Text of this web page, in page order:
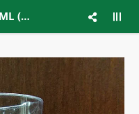
ONYX GLASS 500ML (ACG08)